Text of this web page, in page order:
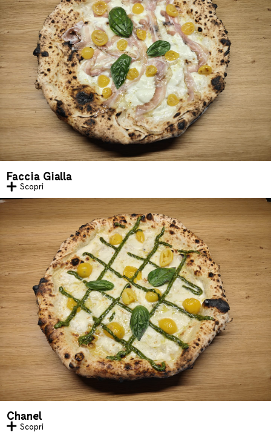
Faccia Gialla
Scopri
Chanel
Scopri